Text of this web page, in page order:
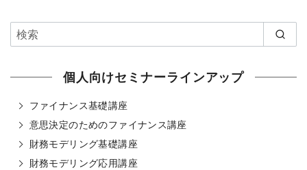
個人向けセミナーラインアップ
ファイナンス基礎講座
意思決定のためのファイナンス講座
財務モデリング基礎講座
財務モデリング応用講座